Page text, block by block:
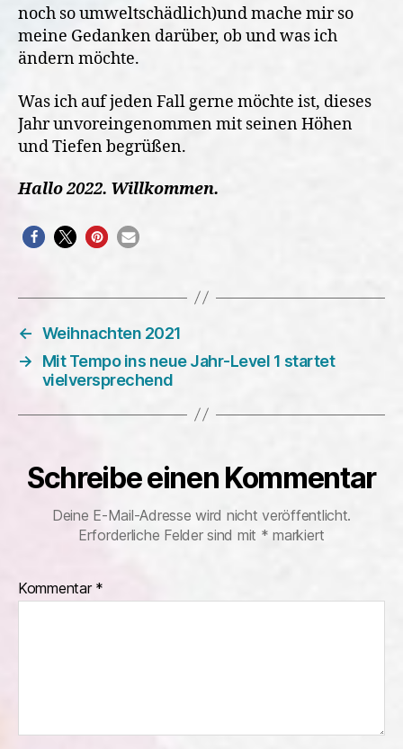
noch so umweltschädlich)und mache mir so
meine Gedanken darüber, ob und was ich
ändern möchte.
Was ich auf jeden Fall gerne möchte ist, dieses
Jahr unvoreingenommen mit seinen Höhen
und Tiefen begrüßen.
Hallo 2022. Willkommen.
← Weihnachten 2021
→
Mit Tempo ins neue Jahr-Level 1 startet
vielversprechend
Schreibe einen Kommentar
Deine E-Mail-Adresse wird nicht veröffentlicht.
Erforderliche Felder sind mit * markiert
Kommentar *